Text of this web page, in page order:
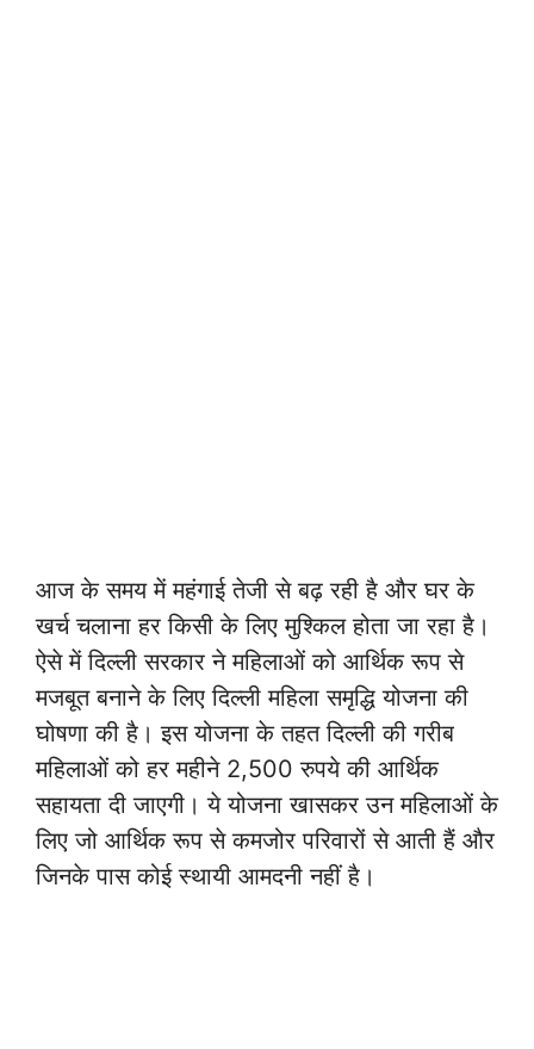
आज के समय में महंगाई तेजी से बढ़ रही है और घर के
खर्च चलाना हर किसी के लिए मुश्किल होता जा रहा है।
ऐसे में दिल्ली सरकार ने महिलाओं को आर्थिक रूप से
मजबूत बनाने के लिए दिल्ली महिला समृद्धि योजना की
घोषणा की है। इस योजना के तहत दिल्ली की गरीब
महिलाओं को हर महीने 2,500 रुपये की आर्थिक
सहायता दी जाएगी। ये योजना खासकर उन महिलाओं के
लिए जो आर्थिक रूप से कमजोर परिवारों से आती हैं और
जिनके पास कोई स्थायी आमदनी नहीं है।